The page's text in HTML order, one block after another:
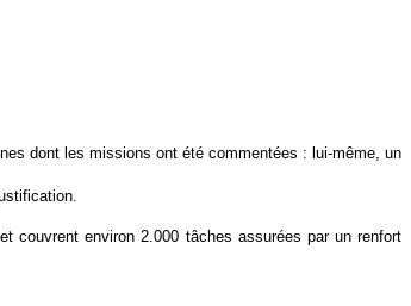
dont les missions ont été commentées : lui-même, un
couvrent environ 2.000 tâches assurées par un renfort